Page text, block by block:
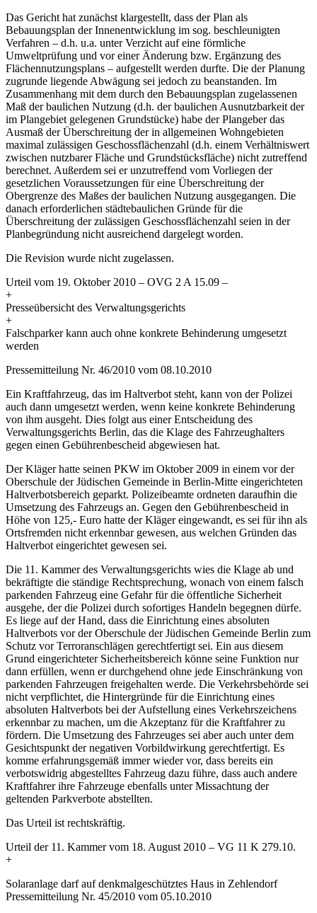
Das Gericht hat zunächst klargestellt, dass der Plan als
Bebauungsplan der Innenentwicklung im sog. beschleunigten
Verfahren – d.h. u.a. unter Verzicht auf eine förmliche
Umweltprüfung und vor einer Änderung bzw. Ergänzung des
Flächennutzungsplans – aufgestellt werden durfte. Die der Planung
zugrunde liegende Abwägung sei jedoch zu beanstanden. Im
Zusammenhang mit dem durch den Bebauungsplan zugelassenen
Maß der baulichen Nutzung (d.h. der baulichen Ausnutzbarkeit der
im Plangebiet gelegenen Grundstücke) habe der Plangeber das
Ausmaß der Überschreitung der in allgemeinen Wohngebieten
maximal zulässigen Geschossflächenzahl (d.h. einem Verhältniswert
zwischen nutzbarer Fläche und Grundstücksfläche) nicht zutreffend
berechnet. Außerdem sei er unzutreffend vom Vorliegen der
gesetzlichen Voraussetzungen für eine Überschreitung der
Obergrenze des Maßes der baulichen Nutzung ausgegangen. Die
danach erforderlichen städtebaulichen Gründe für die
Überschreitung der zulässigen Geschossflächenzahl seien in der
Planbegründung nicht ausreichend dargelegt worden.
Die Revision wurde nicht zugelassen.
Urteil vom 19. Oktober 2010 – OVG 2 A 15.09 –
+
Presseübersicht des Verwaltungsgerichts
+
Falschparker kann auch ohne konkrete Behinderung umgesetzt
werden
Pressemitteilung Nr. 46/2010 vom 08.10.2010
Ein Kraftfahrzeug, das im Haltverbot steht, kann von der Polizei
auch dann umgesetzt werden, wenn keine konkrete Behinderung
von ihm ausgeht. Dies folgt aus einer Entscheidung des
Verwaltungsgerichts Berlin, das die Klage des Fahrzeughalters
gegen einen Gebührenbescheid abgewiesen hat.
Der Kläger hatte seinen PKW im Oktober 2009 in einem vor der
Oberschule der Jüdischen Gemeinde in Berlin-Mitte eingerichteten
Haltverbotsbereich geparkt. Polizeibeamte ordneten daraufhin die
Umsetzung des Fahrzeugs an. Gegen den Gebührenbescheid in
Höhe von 125,- Euro hatte der Kläger eingewandt, es sei für ihn als
Ortsfremden nicht erkennbar gewesen, aus welchen Gründen das
Haltverbot eingerichtet gewesen sei.
Die 11. Kammer des Verwaltungsgerichts wies die Klage ab und
bekräftigte die ständige Rechtsprechung, wonach von einem falsch
parkenden Fahrzeug eine Gefahr für die öffentliche Sicherheit
ausgehe, der die Polizei durch sofortiges Handeln begegnen dürfe.
Es liege auf der Hand, dass die Einrichtung eines absoluten
Haltverbots vor der Oberschule der Jüdischen Gemeinde Berlin zum
Schutz vor Terroranschlägen gerechtfertigt sei. Ein aus diesem
Grund eingerichteter Sicherheitsbereich könne seine Funktion nur
dann erfüllen, wenn er durchgehend ohne jede Einschränkung von
parkenden Fahrzeugen freigehalten werde. Die Verkehrsbehörde sei
nicht verpflichtet, die Hintergründe für die Einrichtung eines
absoluten Haltverbots bei der Aufstellung eines Verkehrszeichens
erkennbar zu machen, um die Akzeptanz für die Kraftfahrer zu
fördern. Die Umsetzung des Fahrzeuges sei aber auch unter dem
Gesichtspunkt der negativen Vorbildwirkung gerechtfertigt. Es
komme erfahrungsgemäß immer wieder vor, dass bereits ein
verbotswidrig abgestelltes Fahrzeug dazu führe, dass auch andere
Kraftfahrer ihre Fahrzeuge ebenfalls unter Missachtung der
geltenden Parkverbote abstellten.
Das Urteil ist rechtskräftig.
Urteil der 11. Kammer vom 18. August 2010 – VG 11 K 279.10.
+
Solaranlage darf auf denkmalgeschütztes Haus in Zehlendorf
Pressemitteilung Nr. 45/2010 vom 05.10.2010